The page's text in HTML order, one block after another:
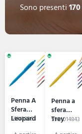
Sono presenti170
Penna A
Sfera
Leopard
59N09363
Penna a
sfera
Trey
59B1014843